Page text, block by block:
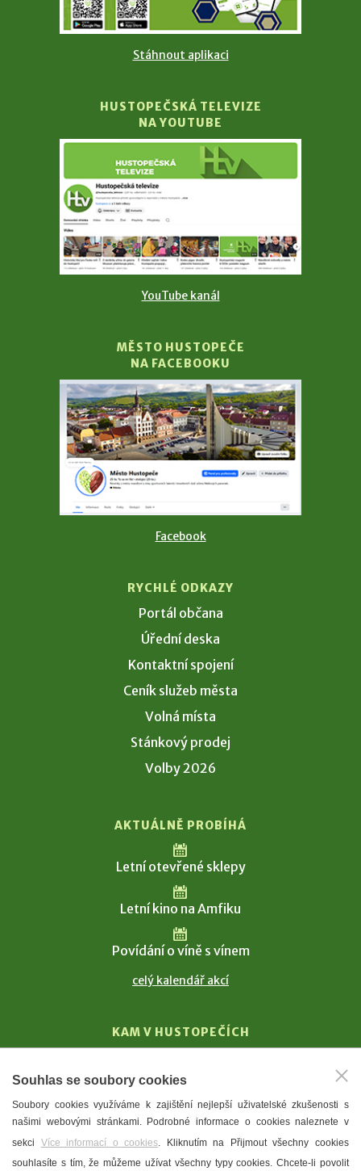
Stáhnout aplikaci
HUSTOPEČSKÁ TELEVIZE
NA YOUTUBE
YouTube kanál
MĚSTO HUSTOPEČE
NA FACEBOOKU
Facebook
RYCHLÉ ODKAZY
Portál občana
Úřední deska
Kontaktní spojení
Ceník služeb města
Volná místa
Stánkový prodej
Volby 2026
AKTUÁLNĚ PROBÍHÁ
Letní otevřené sklepy
Letní kino na Amfiku
Povídání o víně s vínem
celý kalendář akcí
KAM V HUSTOPEČÍCH
T. G. Masaryk
Mandloně
Ubytování
Restaurace
Souhlas se soubory cookies
Soubory cookies využíváme k zajištění nejlepší uživatelské zkušenosti s
našimi webovými stránkami. Podrobné informace o cookies naleznete v
sekci Více informací o cookies. Kliknutím na Přijmout všechny cookies
souhlasíte s tím, že můžeme užívat všechny typy cookies. Chcete-li povolit